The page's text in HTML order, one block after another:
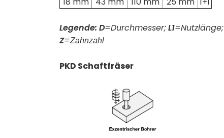
Legende: D=Durchmesser;L1=Nutzlänge;
Z=Zahnzahl
PKD Schaftfräser